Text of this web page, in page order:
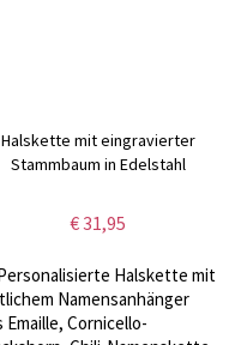
Halskette mit eingravierter
Stammbaum in Edelstahl
€ 31,95